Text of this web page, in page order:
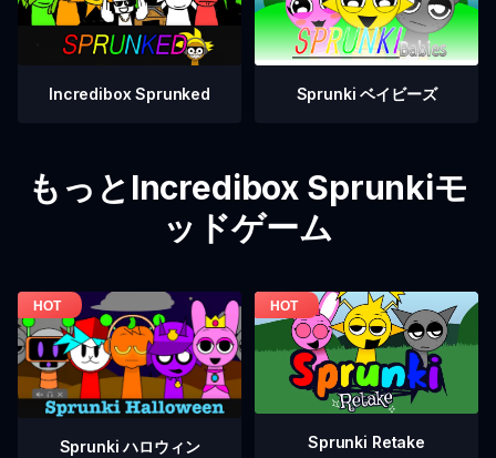
Incredibox Sprunked Sprunki ベイビーズ
もっとIncredibox Sprunkiモ
ッドゲーム
Sprunki ハロウィン Sprunki Retake